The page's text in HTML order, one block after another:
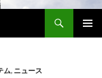
ム, ニュース